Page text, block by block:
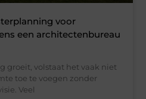
voor
een architectenbureau
groeit, volstaat het vaak niet
toe te voegen zonder
Veel